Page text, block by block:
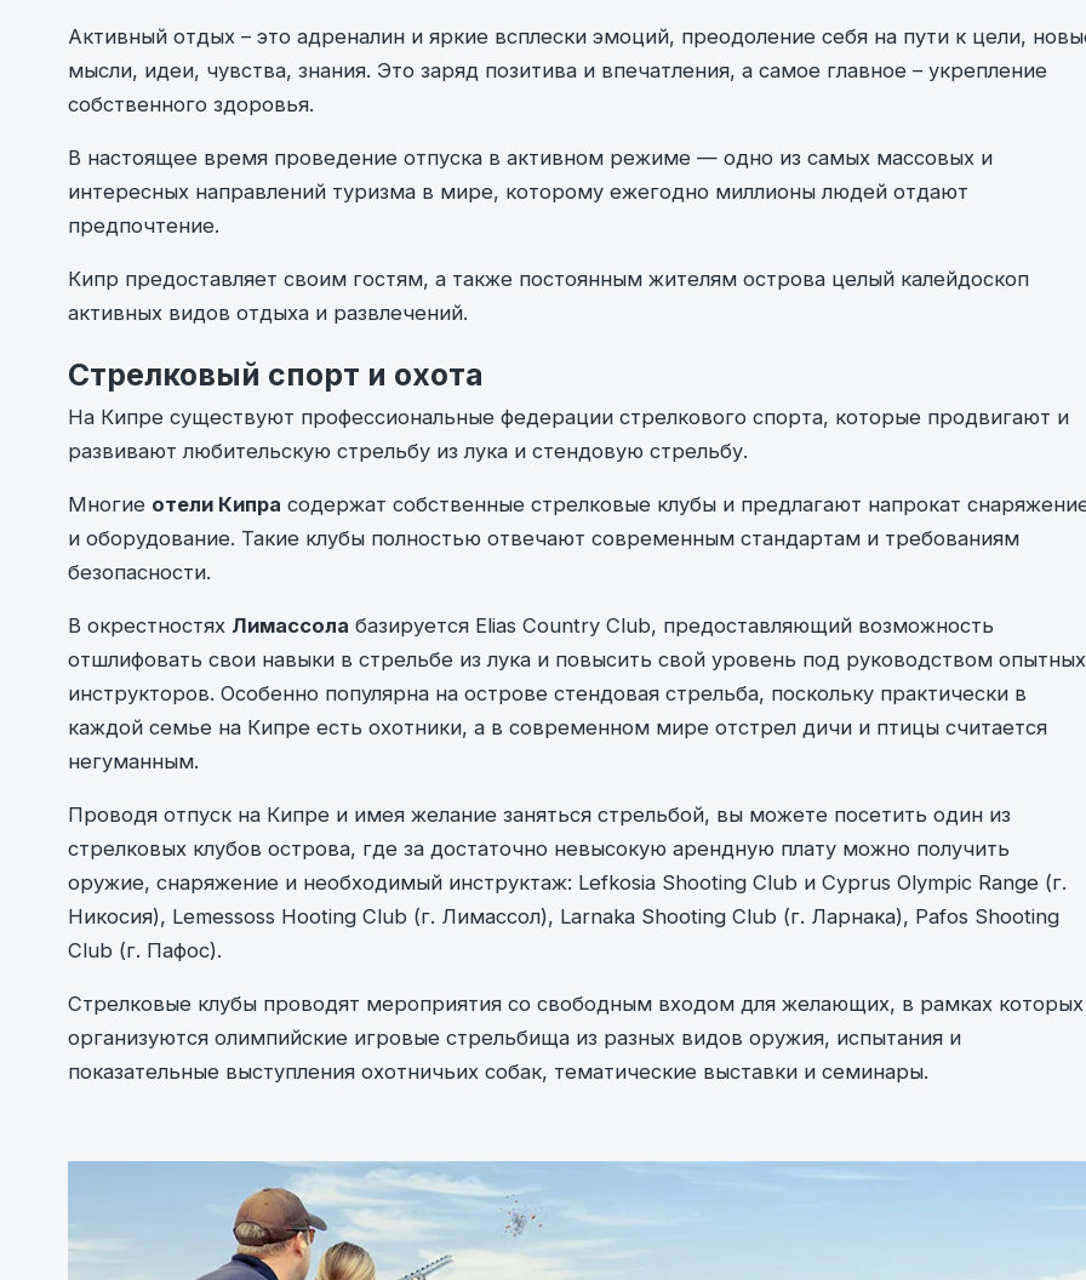
Активный отдых – это адреналин и яркие всплески эмоций, преодоление себя на пути к цели,
мысли, идеи, чувства, знания. Это заряд позитива и впечатления, а самое главное – укрепление
собственного здоровья.
В настоящее время проведение отпуска в активном режиме — одно из самых массовых и
интересных направлений туризма в мире, которому ежегодно миллионы людей отдают
предпочтение.
Кипр предоставляет своим гостям, а также постоянным жителям острова целый калейдоскоп
активных видов отдыха и развлечений.
Стрелковый спорт и охота
На Кипре существуют профессиональные федерации стрелкового спорта, которые продвигают и
развивают любительскую стрельбу из лука и стендовую стрельбу.
Многие отели Кипра содержат собственные стрелковые клубы и предлагают напрокат
и оборудование. Такие клубы полностью отвечают современным стандартам и требованиям
безопасности.
В окрестностях Лимассола базируется Elias Country Club, предоставляющий возможность
отшлифовать свои навыки в стрельбе из лука и повысить свой уровень под руководством опытных
инструкторов. Особенно популярна на острове стендовая стрельба, поскольку практически в
каждой семье на Кипре есть охотники, а в современном мире отстрел дичи и птицы считается
негуманным.
Проводя отпуск на Кипре и имея желание заняться стрельбой, вы можете посетить один из
стрелковых клубов острова, где за достаточно невысокую арендную плату можно получить
оружие, снаряжение и необходимый инструктаж: Lefkosia Shooting Club и Cyprus Olympic Range (г.
Никосия), Lemessoss Hooting Club (г. Лимассол), Larnaka Shooting Club (г. Ларнака), Pafos Shooting
Club (г. Пафос).
Стрелковые клубы проводят мероприятия со свободным входом для желающих, в рамках которых
организуются олимпийские игровые стрельбища из разных видов оружия, испытания и
показательные выступления охотничьих собак, тематические выставки и семинары.